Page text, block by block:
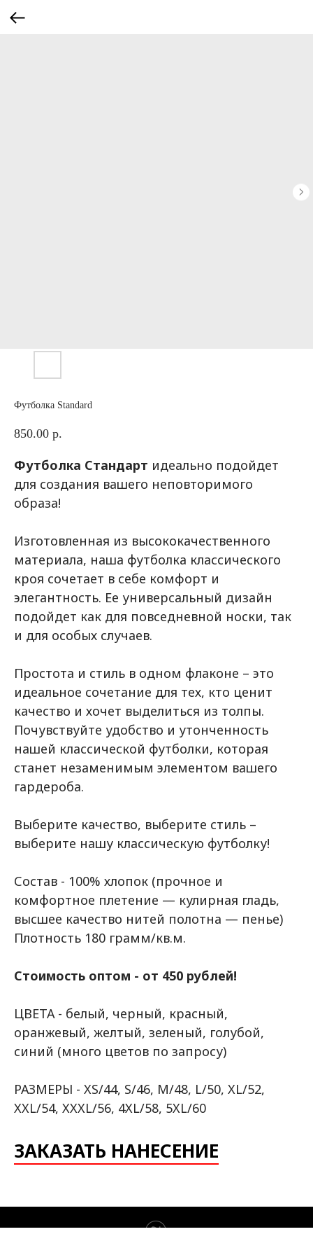
Футболка Standard
850.00 р.
Футболка Стандарт идеально подойдет
для создания вашего неповторимого
образа!
Изготовленная из высококачественного
материала, наша футболка классического
кроя сочетает в себе комфорт и
элегантность. Ее универсальный дизайн
подойдет как для повседневной носки, так
и для особых случаев.
Простота и стиль в одном флаконе – это
идеальное сочетание для тех, кто ценит
качество и хочет выделиться из толпы.
Почувствуйте удобство и утонченность
нашей классической футболки, которая
станет незаменимым элементом вашего
гардероба.
Выберите качество, выберите стиль –
выберите нашу классическую футболку!
Состав - 100% хлопок (прочное и
комфортное плетение — кулирная гладь,
высшее качество нитей полотна — пенье)
Плотность 180 грамм/кв.м.
Стоимость оптом - от 450 рублей!
ЦВЕТА - белый, черный, красный,
оранжевый, желтый, зеленый, голубой,
синий (много цветов по запросу)
РАЗМЕРЫ - XS/44, S/46, M/48, L/50, XL/52,
XXL/54, XXXL/56, 4XL/58, 5XL/60
ЗАКАЗАТЬ НАНЕСЕНИЕ
Made on Tilda